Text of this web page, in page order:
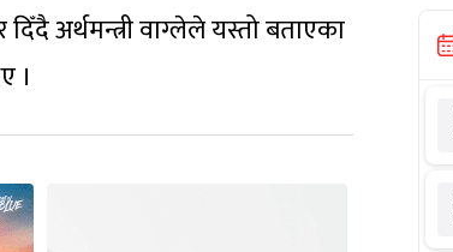
अर्थमन्त्री वाग्लेले यस्तो बताएका
।